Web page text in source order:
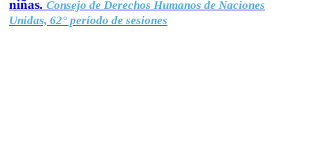
niñas. Consejo de Derechos Humanos de Naciones
Unidas, 62° período de sesiones